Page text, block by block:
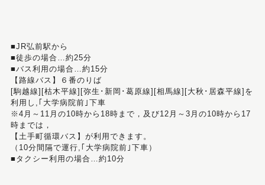
■JR弘前駅から
■徒歩の場合…約25分
■バス利用の場合…約15分
【路線バス】６番のりば
[駒越線][枯木平線][弥生･新岡･葛原線][相馬線][大秋･居森平線]を
利用し,｢大学病院前｣下車
※4月～11月の10時から18時まで，及び12月～3月の10時から17
時までは，
【土手町循環バス】が利用できます。
（10分間隔で運行,｢大学病院前｣下車）
■タクシー利用の場合…約10分